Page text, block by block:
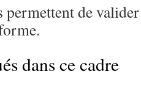
de
dans ce cadre